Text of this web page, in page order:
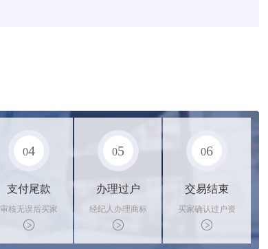
04
支付尾款
审核无误后买家
支付尾款，卖家
办理相关手续
05
办理过户
经纪人办理商标
转让手续，交付
相关证书
06
交易结束
买家确认过户资
料后，平台解冻
资金支付卖家